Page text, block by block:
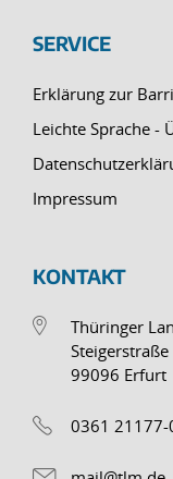
SERVICE
Erklärung zur
Leichte Sprache -
Impressum
KONTAKT
Thüringer
Steigerstraße
99096 Erfurt
0361 21177-